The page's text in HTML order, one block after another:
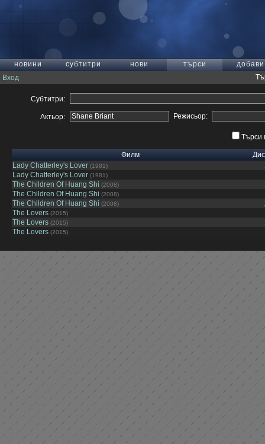
новини субтитри нови търси
добави
Вход
Субтитри:
Актьор: Режисьор:
Търси
Филм
Lady Chatterley's Lover (1981)
Lady Chatterley's Lover (1981)
The Children Of Huang Shi (2008)
The Children Of Huang Shi (2008)
The Children Of Huang Shi (2008)
The Lovers (2015)
The Lovers (2015)
The Lovers (2015)